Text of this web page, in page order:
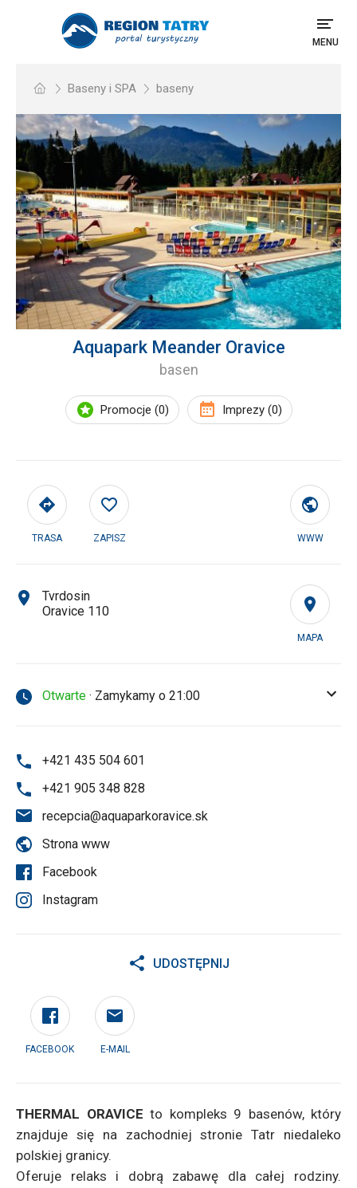
MENU
Baseny i SPA baseny
Aquapark Meander Oravice
basen
Promocje (0) Imprezy (0)
TRASA ZAPISZ WWW
MAPA
Tvrdosin
Oravice 110
Otwarte · Zamykamy o 21:00
+421 435 504 601
+421 905 348 828
recepcia@aquaparkoravice.sk
Strona www
Facebook
Instagram
UDOSTĘPNIJ
FACEBOOK E-MAIL
THERMAL ORAVICE to kompleks 9 basenów, który
znajduje się na zachodniej stronie Tatr niedaleko
polskiej granicy.
Oferuje relaks i dobrą zabawę dla całej rodziny.